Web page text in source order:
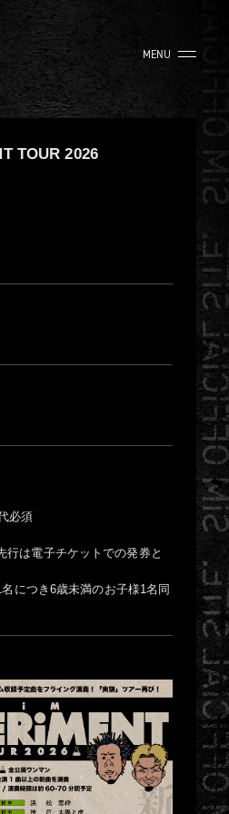
MENU
TOUR 2026
必須
は電子チケットでの発券と
につき6歳未満のお子様1名同